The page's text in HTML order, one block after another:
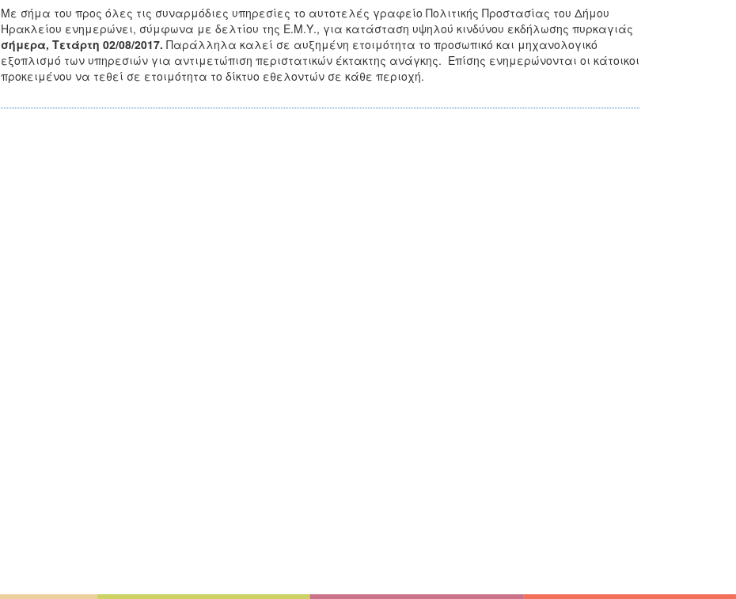
Με σήμα του προς όλες τις συναρμόδιες υπηρεσίες το αυτοτελές γραφείο Πολιτικής Προστασίας του Δήμου
Ηρακλείου ενημερώνει, σύμφωνα με δελτίου της Ε.Μ.Υ., για κατάσταση υψηλού κινδύνου εκδήλωσης πυρκαγιάς
σήμερα, Τετάρτη 02/08/2017. Παράλληλα καλεί σε αυξημένη ετοιμότητα το προσωπικό και μηχανολογικό
εξοπλισμό των υπηρεσιών για αντιμετώπιση περιστατικών έκτακτης ανάγκης. Επίσης ενημερώνονται οι κάτοικοι
προκειμένου να τεθεί σε ετοιμότητα το δίκτυο εθελοντών σε κάθε περιοχή.